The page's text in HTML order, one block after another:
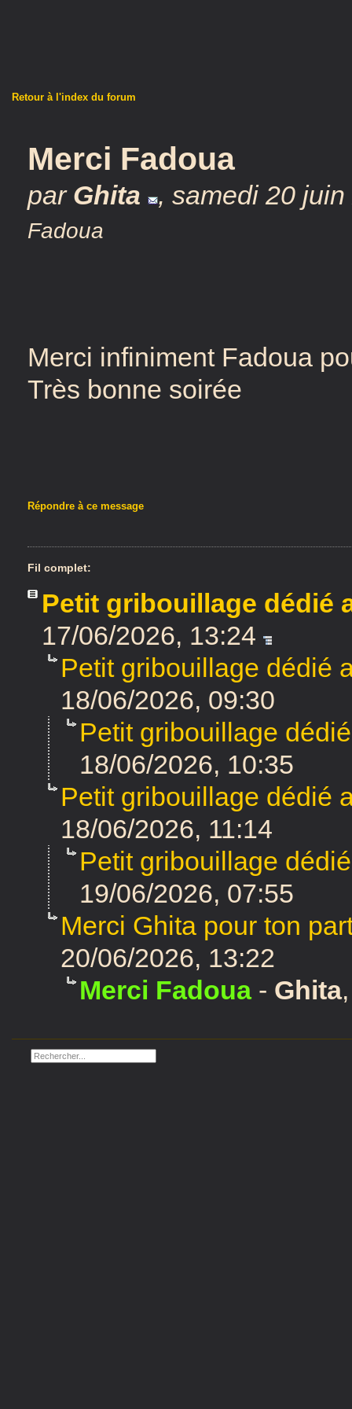
Retour à l'index du forum
Merci Fadoua
par Ghita , samedi 20
Fadoua
Merci infiniment Fadoua
Très bonne soirée
Répondre à ce message
Fil complet:
Petit gribouillage dédié
17/06/2026, 13:24
Petit gribouillage dédié
18/06/2026, 09:30
Petit gribouillage
18/06/2026, 10:35
Petit gribouillage dédié
18/06/2026, 11:14
Petit gribouillage
19/06/2026, 07:55
Merci Ghita pour ton
20/06/2026, 13:22
Merci Fadoua- Ghita